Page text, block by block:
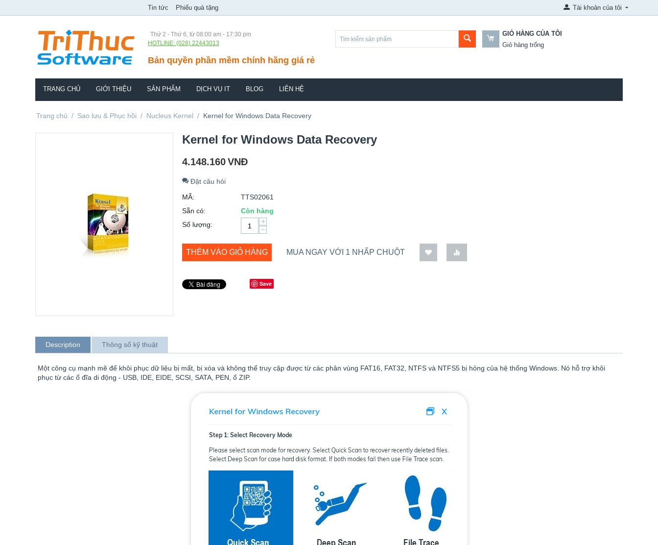
Tin tức Phiếu quà tặng Tài khoản của tôi
Thứ 2 - Thứ 6, từ 08:00 am - 17:30 pm
HOTLINE: (028) 22443013
Bản quyền phần mềm chính hãng giá rẻ
GIỎ HÀNG CỦA TÔI
Giỏ hàng trống
TRANG CHỦ GIỚI THIỆU SẢN PHẨM DỊCH VỤ IT BLOG LIÊN HỆ
Trang chủ / Sao lưu & Phục hồi / Nucleus Kernel / Kernel for Windows Data Recovery
Kernel for Windows Data Recovery
4.148.160VNĐ
Đặt câu hỏi
MÃ:
TTS02061
Sẵn có:
Còn hàng
Số lượng:
+
−
THÊM VÀO GIỎ HÀNG MUA NGAY VỚI 1 NHẤP CHUỘT
Save
Description Thông số kỹ thuật
Một công cụ mạnh mẽ để khôi phục dữ liệu bị mất, bị xóa và không thể truy cập được từ các phân vùng FAT16, FAT32, NTFS và NTFS5 bị hỏng của hệ thống Windows. Nó hỗ trợ khôi
phục từ các ổ đĩa di động - USB, IDE, EIDE, SCSI, SATA, PEN, ổ ZIP.